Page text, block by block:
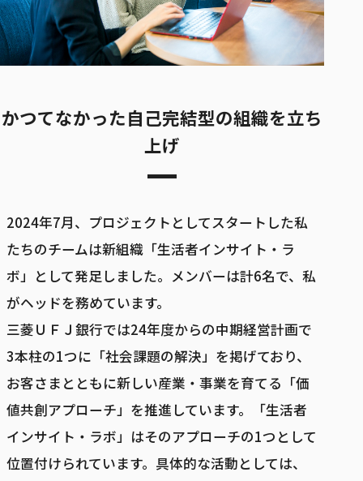
かつてなかった自己完結型の組織を立ち
上げ
2024年7月、プロジェクトとしてスタートした私
たちのチームは新組織「生活者インサイト・ラ
ボ」として発足しました。メンバーは計6名で、私
がヘッドを務めています。
三菱ＵＦＪ銀行では24年度からの中期経営計画で
3本柱の1つに「社会課題の解決」を掲げており、
お客さまとともに新しい産業・事業を育てる「価
値共創アプローチ」を推進しています。「生活者
インサイト・ラボ」はそのアプローチの1つとして
位置付けられています。具体的な活動としては、